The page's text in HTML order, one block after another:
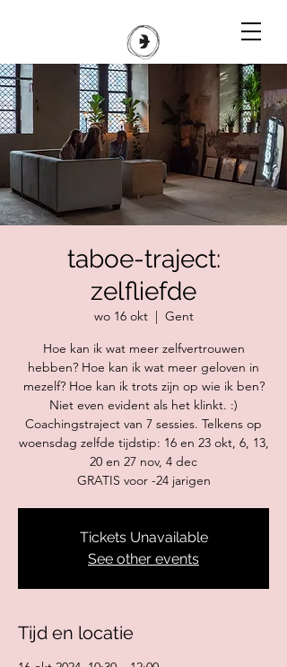
taboe-traject:
zelfliefde
wo 16 okt
  |
Gent
Hoe kan ik wat meer zelfvertrouwen
hebben? Hoe kan ik wat meer geloven in
mezelf? Hoe kan ik trots zijn op wie ik ben?
Niet even evident als het klinkt. :)
Coachingstraject van 7 sessies. Telkens op
woensdag zelfde tijdstip: 16 en 23 okt, 6, 13,
20 en 27 nov, 4 dec
GRATIS voor -24 jarigen
Tickets Unavailable
See other events
Tijd en locatie